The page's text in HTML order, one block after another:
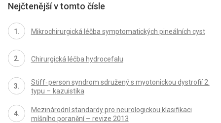
Nejčtenější v tomto čísle
Mikrochirurgická léčba symptomatických pineálních cyst
Chirurgická léčba hydrocefalu
Stiff‑ person syndrom sdružený s myotonickou dystrofií 2.
typu – kazuistika
Mezinárodní standardy pro neurologickou klasifikaci
míšního poranění – revize 2013